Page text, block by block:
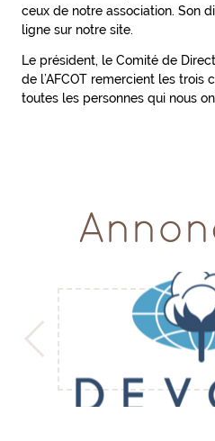
ceux de notre association. Son
ligne sur notre site.
Le président, le Comité de
de l’AFCOT remercient les trois
toutes les personnes qui nous